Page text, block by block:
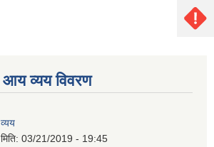
आय व्यय विवरण
व्यय
मिति: 03/21/2019 - 19:45